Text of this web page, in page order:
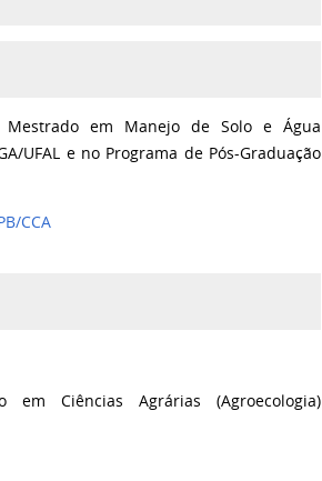
Mestrado em Manejo de Solo e Água
UFAL e no Programa de Pós-Graduação
CCA
Ciências Agrárias (Agroecologia)